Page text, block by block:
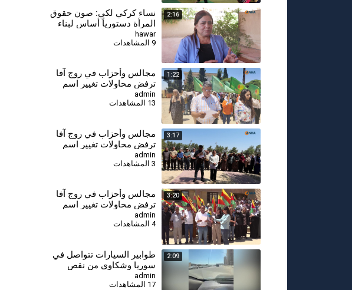
2:16
نساء كركي لكي: صون حقوق
المرأة دستورياً أساس لبناء
سوريا ديمقراطية
hawar
9 المشاهدات
1:22
مجالس وأحزاب في روج آفا
ترفض محاولات تغيير اسم
كوباني - زركان
admin
13 المشاهدات
3:17
⁣مجالس وأحزاب في روج آفا
ترفض محاولات تغيير اسم
كوباني - تل تمر
admin
3 المشاهدات
3:20
⁣مجالس وأحزاب في روج آفا
ترفض محاولات تغيير اسم
كوباني - الحسكة
admin
4 المشاهدات
2:09
طوابير السيارات تتواصل في
سوريا وشكاوى من نقص
المخصصات
admin
17 المشاهدات